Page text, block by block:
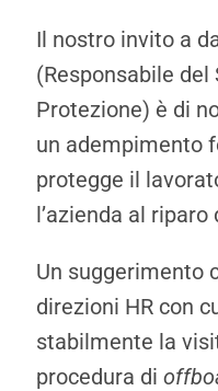
Il nostro invito a
(Responsabile
Protezione) è di
un adempimento
protegge il
l’azienda al
Un suggerimento
direzioni HR con
stabilmente la
procedura di